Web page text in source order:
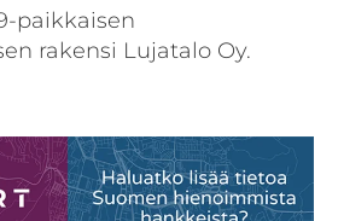
paikkaisen
rakensi Lujatalo Oy.